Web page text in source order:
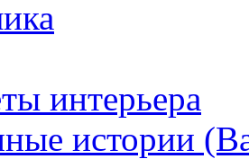
интерьера
истории